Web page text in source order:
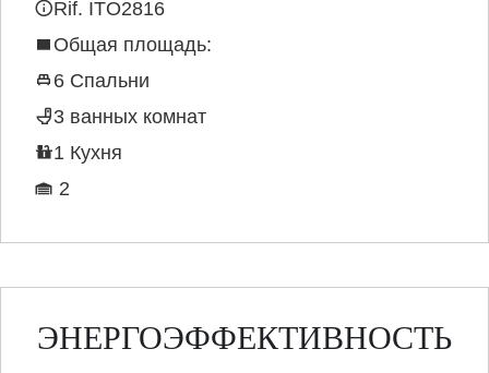
Rif. ITO2816
Общая площадь:
6 Спальни
3 ванных комнат
1 Кухня
2
ЭНЕРГОЭФФЕКТИВНОСТЬ